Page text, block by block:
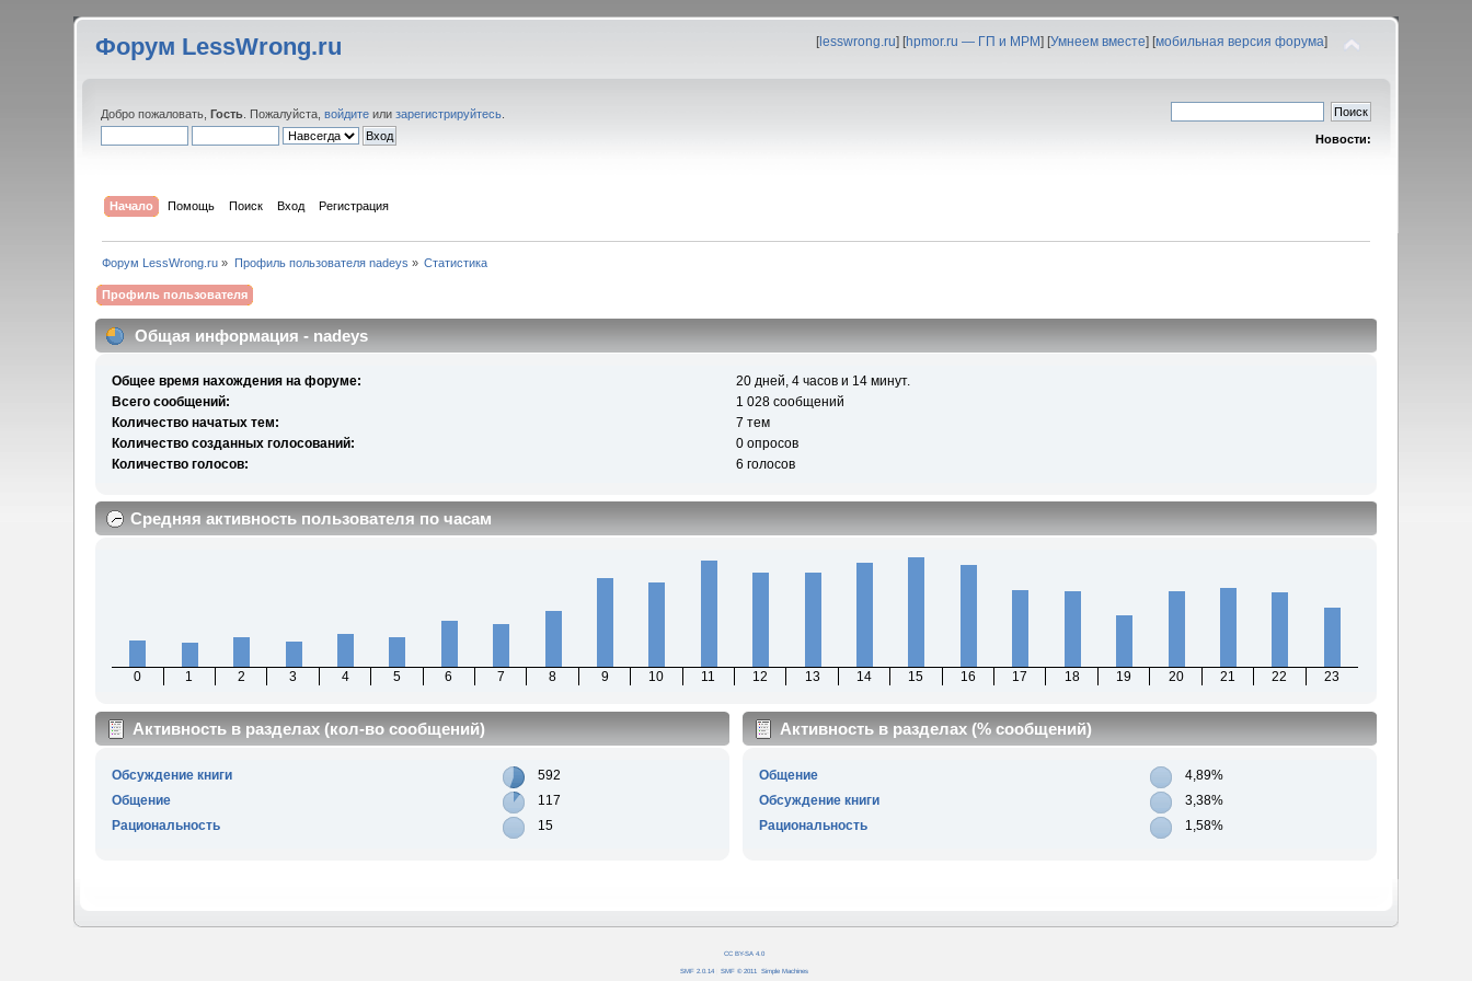
Форум LessWrong.ru [lesswrong.ru] [hpmor.ru — ГП и МРМ] [Умнеем вместе] [мобильная версия форума]
Добро пожаловать,Гость . Пожалуйста,войдите илизарегистрируйтесь
Новости:
Начало Помощь Поиск Вход Регистрация
Форум LessWrong.ru » Профиль пользователя nadeys » Статистика
Профиль пользователя
Общая информация - nadeys
Общее время нахождения на форуме:
20 дней, 4 часов и 14 минут.
Всего сообщений:
1 028 сообщений
Количество начатых тем:
7 тем
Количество созданных голосований:
0 опросов
Количество голосов:
6 голосов
Средняя активность пользователя по часам
0 1 2 3 4 5 6 7 8 9 10 11 12 13 14 15 16 17 18 19 20 21 22 23
Активность в разделах (кол-во сообщений)
Обсуждение книги
592
Общение
117
Рациональность
15
Активность в разделах (% сообщений)
Общение
4,89%
Обсуждение книги
3,38%
Рациональность
1,58%
CC BY-SA 4.0
SMF 2.0.14 SMF © 2011 Simple Machines